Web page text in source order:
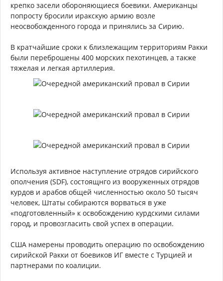
крепко засели обороняющиеся боевики. Американцы
попросту бросили иракскую армию возле
неосвобожденного города и принялись за Сирию.
В кратчайшие сроки к близлежащим территориям Ракки
были переброшены 400 морских пехотинцев, а также
тяжелая и легкая артиллерия.
Используя активное наступление отрядов сирийского
ополчения (SDF), состоящнго из вооруженных отрядов
курдов и арабов общей численностью около 50 тысяч
человек, Штаты собираются ворваться в уже
«подготовленный» к освобождению курдскими силами
город, и провозгласить свой успех в операции.
США намерены проводить операцию по освобождению
сирийской Ракки от боевиков ИГ вместе с Турцией и
партнерами по коалиции.